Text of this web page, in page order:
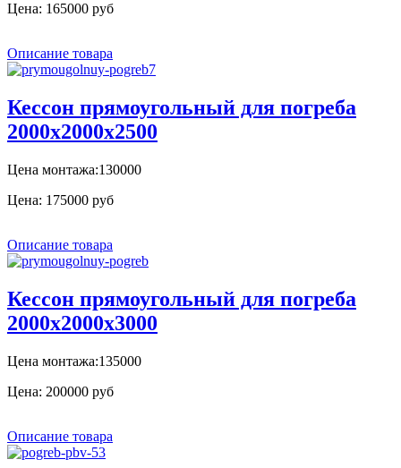
Цена: 165000 руб
Описание товара
Кессон прямоугольный для погреба
2000х2000х2500
Цена монтажа:130000
Цена: 175000 руб
Описание товара
Кессон прямоугольный для погреба
2000х2000х3000
Цена монтажа:135000
Цена: 200000 руб
Описание товара